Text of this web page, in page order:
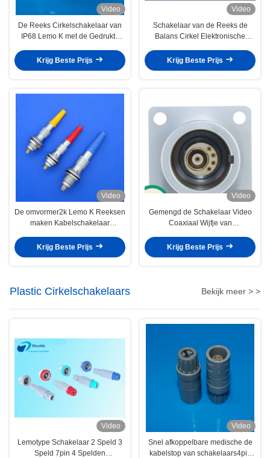
Video
De Reeks Cirkelschakelaar van
IP68 Lemo K met de Gedrukte
Krijg Beste Prijs
Video
Schakelaar van de Reeks de
Balans Cirkel Elektronische
FGG.0K.309.CLAD52 Lemo K
Krijg Beste Prijs
Video
De omvormer2k Lemo K Reeksen
maken Kabelschakelaar
solderen
Krijg Beste Prijs
Video
Gemengd de Schakelaar Video
Coaxiaal Wijfje van
Krijg Beste Prijs
Plastic Cirkelschakelaars Bekijk meer > >
Video
Lemotype Schakelaar 2 Speld 3
Speld 7pin 4 Spelden
Video
Snel afkoppelbare medische de
kabelstop van schakelaars4pin